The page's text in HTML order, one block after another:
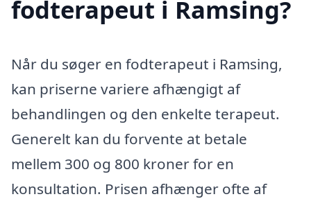
fodterapeut i Ramsing?
Når du søger en fodterapeut i Ramsing,
kan priserne variere afhængigt af
behandlingen og den enkelte terapeut.
Generelt kan du forvente at betale
mellem 300 og 800 kroner for en
konsultation. Prisen afhænger ofte af